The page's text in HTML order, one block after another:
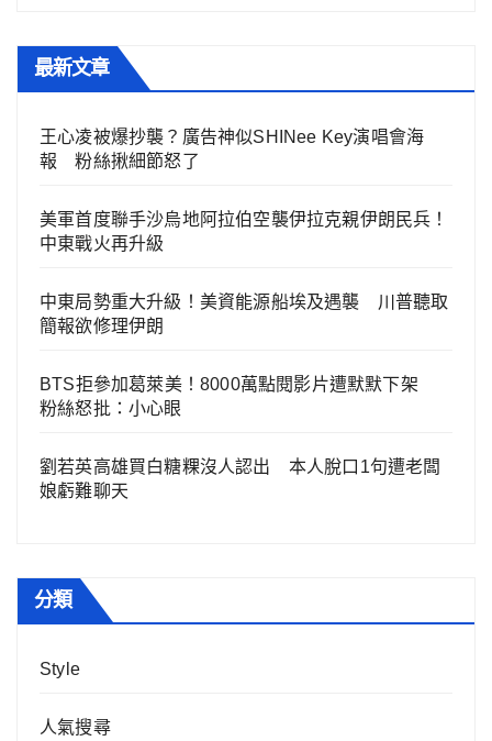
最新文章
王心凌被爆抄襲？廣告神似SHINee Key演唱會海
報 粉絲揪細節怒了
美軍首度聯手沙烏地阿拉伯空襲伊拉克親伊朗民兵！
中東戰火再升級
中東局勢重大升級！美資能源船埃及遇襲 川普聽取
簡報欲修理伊朗
BTS拒參加葛萊美！8000萬點閱影片遭默默下架
粉絲怒批：小心眼
劉若英高雄買白糖粿沒人認出 本人脫口1句遭老闆
娘虧難聊天
分類
Style
人氣搜尋